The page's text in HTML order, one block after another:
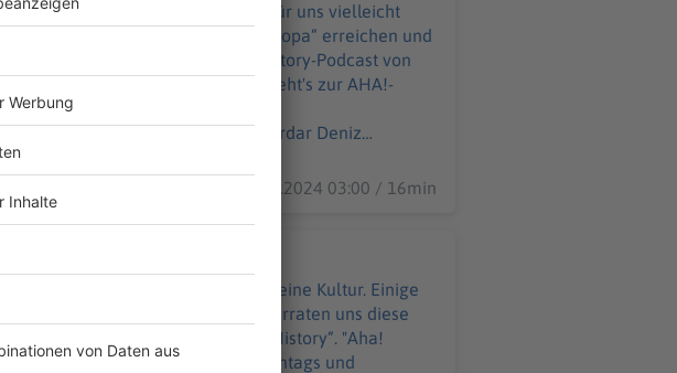
entsteht? Das klingt für uns vielleicht
Was er mit dem Projekt „Atlantropa“ erreichen und
alltags-
Produktion: Serdar Deniz
DIGITAL.html
30.12.2024 03:00 / 16min
die frühen Menschen eine Kultur. Einige
in Deutschland gefunden. Was verraten uns diese
Darum geht es in „Aha! History“. "Aha!
Podcast von WELT. Immer montags und